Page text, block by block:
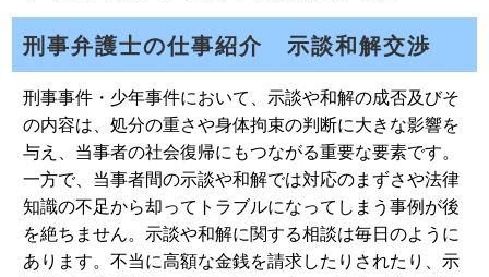
刑事弁護士の仕事紹介 示談和解交渉
刑事事件・少年事件において、示談や和解の成否及びそ
の内容は、処分の重さや身体拘束の判断に大きな影響を
与え、当事者の社会復帰にもつながる重要な要素です。
一方で、当事者間の示談や和解では対応のまずさや法律
知識の不足から却ってトラブルになってしまう事例が後
を絶ちません。示談や和解に関する相談は毎日のように
あります。不当に高額な金銭を請求したりされたり、示